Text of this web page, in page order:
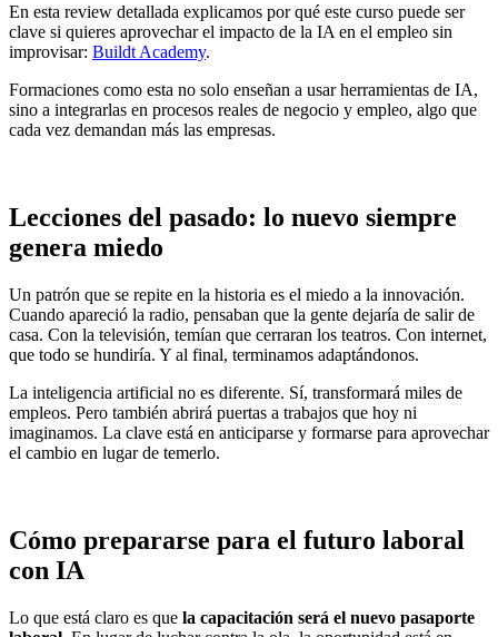
En esta review detallada explicamos por qué este curso puede ser
clave si quieres aprovechar el impacto de la IA en el empleo sin
improvisar: Buildt Academy.
Formaciones como esta no solo enseñan a usar herramientas de IA,
sino a integrarlas en procesos reales de negocio y empleo, algo que
cada vez demandan más las empresas.
Lecciones del pasado: lo nuevo siempre
genera miedo
Un patrón que se repite en la historia es el miedo a la innovación.
Cuando apareció la radio, pensaban que la gente dejaría de salir de
casa. Con la televisión, temían que cerraran los teatros. Con internet,
que todo se hundiría. Y al final, terminamos adaptándonos.
La inteligencia artificial no es diferente. Sí, transformará miles de
empleos. Pero también abrirá puertas a trabajos que hoy ni
imaginamos. La clave está en anticiparse y formarse para aprovechar
el cambio en lugar de temerlo.
Cómo prepararse para el futuro laboral
con IA
Lo que está claro es que la capacitación será el nuevo pasaporte